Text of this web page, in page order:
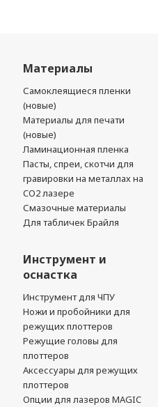
Материалы
Самоклеящиеся пленки
(новые)
Материалы для печати
(новые)
Ламинационная пленка
Пасты, спреи, скотчи для
гравировки на металлах на
CO2 лазере
Смазочные материалы
Для табличек Брайля
Инструмент и
оснастка
Инструмент для ЧПУ
Ножи и пробойники для
режущих плоттеров
Режущие головы для
плоттеров
Аксессуары для режущих
плоттеров
Опции для лазеров MAGIC